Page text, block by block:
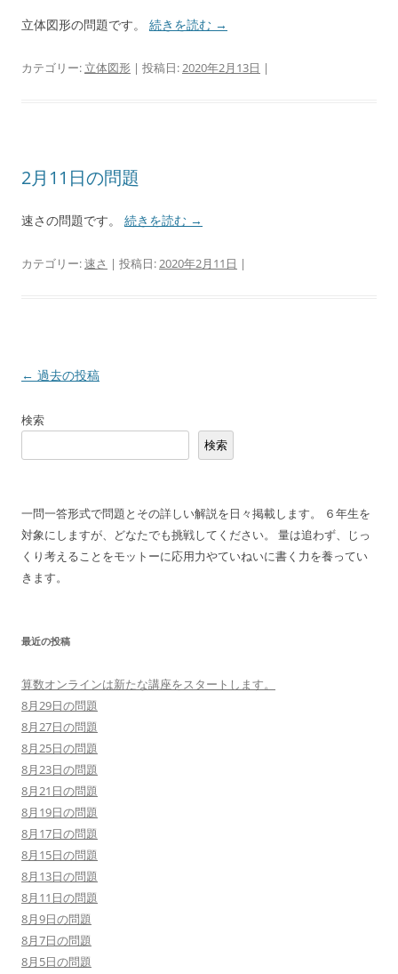
立体図形の問題です。 続きを読む →
カテゴリー: 立体図形 | 投稿日:2020年2月13日 |
2月11日の問題
速さの問題です。 続きを読む →
カテゴリー:速さ | 投稿日:2020年2月11日 |
投
ナ
ョ
ン
← 過去の投稿
検索
検索
一問一答形式で問題とその詳しい解説を日々掲載します。 ６年生を
対象にしますが、どなたでも挑戦してください。 量は追わず、じっ
くり考えることをモットーに応用力やていねいに書く力を養ってい
きます。
最近の投稿
算数オンラインは新たな講座をスタートします。
8月29日の問題
8月27日の問題
8月25日の問題
8月23日の問題
8月21日の問題
8月19日の問題
8月17日の問題
8月15日の問題
8月13日の問題
8月11日の問題
8月9日の問題
8月7日の問題
8月5日の問題